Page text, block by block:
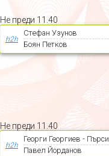
Стефан Узунов
Боян Петков
h2h
Не преди 11.40
Георги Георгиев - Пърси
Павел Йорданов
h2h
Не преди 11.40